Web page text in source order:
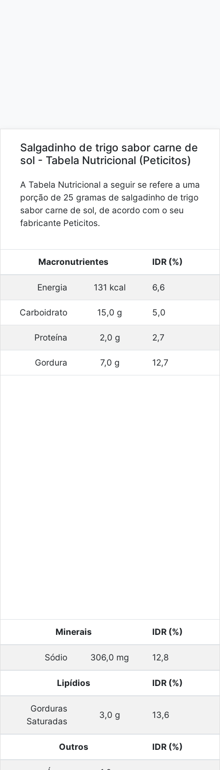
Salgadinho de trigo sabor carne de
sol - Tabela Nutricional (Peticitos)
A Tabela Nutricional a seguir se refere a uma
porção de 25 gramas de salgadinho de trigo
sabor carne de sol, de acordo com o seu
fabricante Peticitos.
Macronutrientes IDR (%)
Energia 131 kcal 6,6
Carboidrato 15,0 g 5,0
Proteína 2,0 g 2,7
Gordura 7,0 g 12,7
Minerais IDR (%)
Sódio 306,0 mg 12,8
Lipídios IDR (%)
Gorduras
Saturadas
3,0 g 13,6
Outros IDR (%)